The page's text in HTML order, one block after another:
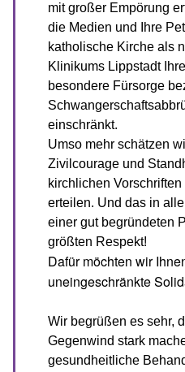
mit großer Empörung
die Medien und Ihre
katholische Kirche als
Klinikums Lippstadt
besondere Fürsorge
einschränkt.
Umso mehr schätzen
Zivilcourage und
kirchlichen
erteilen. Und das in
einer gut begründeten
größten Respekt!
Dafür möchten wir
uneingeschränkte
Wir begrüßen es sehr,
Gegenwind stark
gesundheitliche